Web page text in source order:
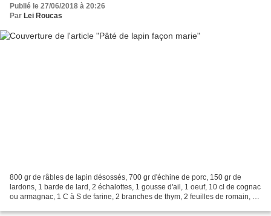
Publié le 27/06/2018 à 20:26
Par Lei Roucas
800 gr de râbles de lapin désossés, 700 gr d'échine de porc, 150 gr de
lardons, 1 barde de lard, 2 échalottes, 1 gousse d'ail, 1 oeuf, 10 cl de cognac
ou armagnac, 1 C à S de farine, 2 branches de thym, 2 feuilles de romain, 5